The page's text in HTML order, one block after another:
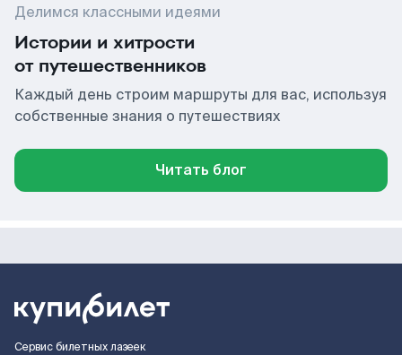
Делимся классными идеями
Истории и хитрости
от путешественников
Каждый день строим маршруты для вас, используя
собственные знания о путешествиях
Читать блог
Сервис билетных лазеек